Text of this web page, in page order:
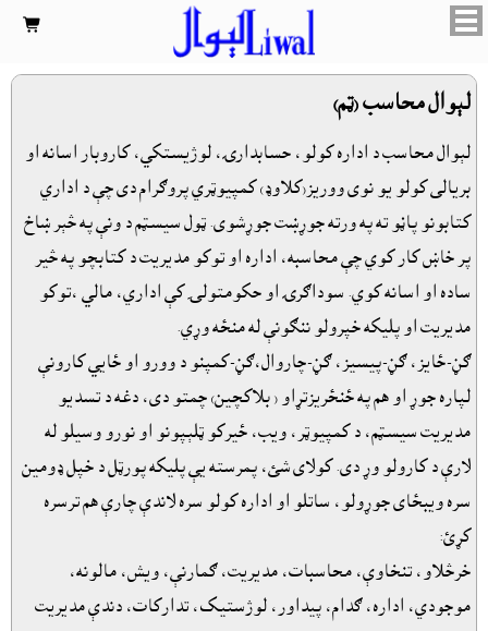

لېوال محاسب (ټم)
لېوال محاسب د اداره کولو، حسابدارۍ، لوژيستکي، کاروبار اسانه او
بريالى کولو يو نوى ووريز(کلاوډ) کمپيوټري پروګرام دى چې د اداري
کتابونو پاڼو ته په ورته جوړښت جوړشوى. ټول سيسټم د ونې په څېر ښاخ
پر خاښ کار کوي چې محاسبه، اداره او توکو مديريت د کتابچو په څير
ساده او اسانه کوي. سوداګرۍ او حکومتولۍ کې اداري، مالي ،توکو
مديريت او پليکه خپرولو ننګونې له منځه وړي.
ګڼ-ځايز، ګڼ-پيسيز، ګڼ-چاروال،ګڼ-کمپنو د وورو او ځايي کارونې
لپاره جوړ او هم په ځنځريزتړاو ( بلاکچين) چمتو دى، دغه د تسديو
مديريت سيسټم، د کمپيوټر، ويب، ځيرکو ټلېپونو او نورو وسيلو له
لارې د کارولو وړ دى. کولاى شئ، پمرسته يې پليکه پورټل د خپل ډومين
سره ويبځاى جوړولو، ساتلو او اداره کولو سره لاندې چارې هم ترسره
کړئ:
خرڅلاو، تنخاوې، محاسبات، مديريت، ګمارنې، ويش، مالونه،
موجودي، اداره، ګدام، پيداور، لوژستيک، تدارکات، دندې مديريت